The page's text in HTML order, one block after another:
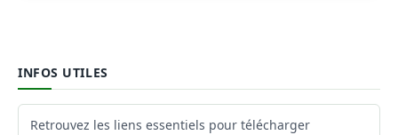
INFOS UTILES
Retrouvez les liens essentiels pour télécharger